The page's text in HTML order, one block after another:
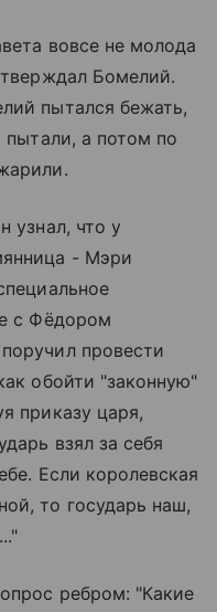
вовсе не молода
Бомелий.
пытался бежать,
пытали, а потом по
узнал, что у
- Мэри
с Фёдором
провести
обойти "законную"
приказу царя,
взял за себя
Если королевская
то государь наш,
ребром: "Какие